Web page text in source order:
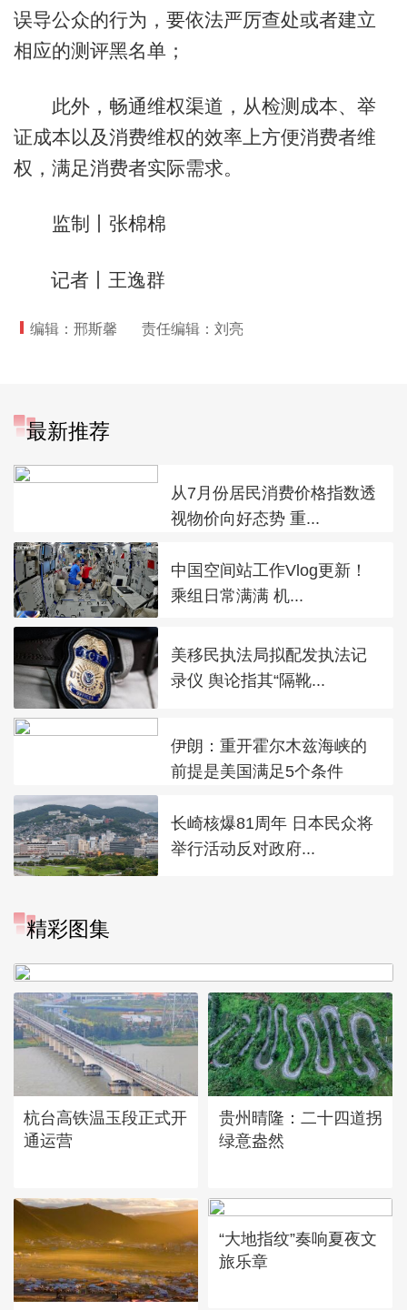
误导公众的行为，要依法严厉查处或者建立
相应的测评黑名单；
此外，畅通维权渠道，从检测成本、举
证成本以及消费维权的效率上方便消费者维
权，满足消费者实际需求。
监制丨张棉棉
记者丨王逸群
编辑：邢斯馨 责任编辑：刘亮
最新推荐
从7月份居民消费价格指数透
视物价向好态势 重...
中国空间站工作Vlog更新！
乘组日常满满 机...
美移民执法局拟配发执法记
录仪 舆论指其“隔靴...
伊朗：重开霍尔木兹海峡的
前提是美国满足5个条件
长崎核爆81周年 日本民众将
举行活动反对政府...
精彩图集
杭台高铁温玉段正式开
通运营
贵州晴隆：二十四道拐
绿意盎然
“大地指纹”奏响夏夜文
旅乐章